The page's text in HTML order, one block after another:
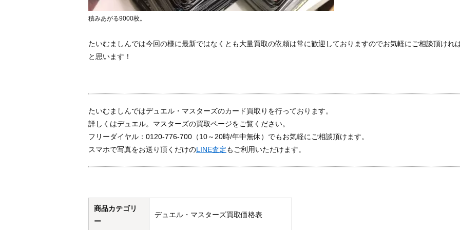
積みあがる9000枚。
たいむましんでは今回の様に最新ではなくとも大量買取の依頼は常に歓迎しておりますのでお気軽にご相談頂けれ
と思います！
たいむましんではデュエル・マスターズのカード買取りを行っております。
詳しくはデュエル。マスターズの買取ページをご覧ください。
フリーダイヤル：0120-776-700（10～20時/年中無休）でもお気軽にご相談頂けます。
スマホで写真をお送り頂くだけのLINE査定もご利用いただけます。
商品カテゴリ
ー
デュエル・マスターズ買取価格表